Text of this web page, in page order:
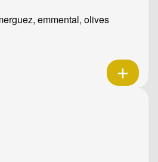
emmental, olives